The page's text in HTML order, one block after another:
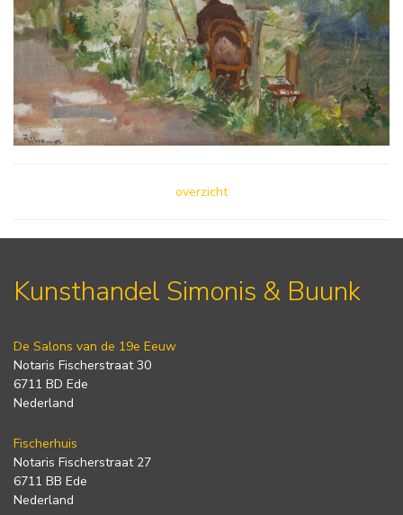
overzicht
Kunsthandel Simonis & Buunk
De Salons van de 19e Eeuw
Notaris Fischerstraat 30
6711 BD Ede
Nederland
Fischerhuis
Notaris Fischerstraat 27
6711 BB Ede
Nederland